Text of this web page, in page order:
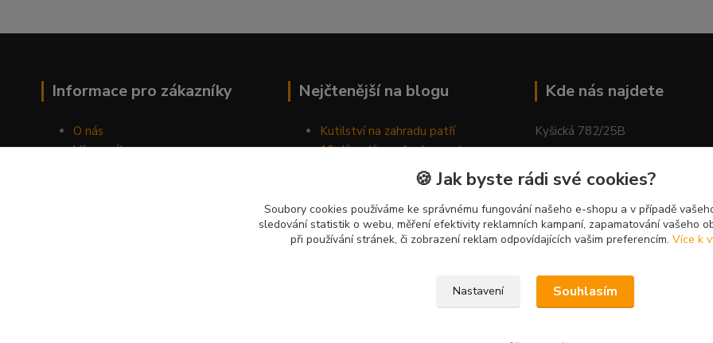
Informace pro zákazníky
O nás
Vše o nákupu
Nejčtenější na blogu
Kutilství na zahradu patří
10 důvodů, proč relaxovat
chozením do přírody
Jak správně pěstovat tulipány
Náhodně generovaný článek
Kde nás najdete
Kyšická 782/25B
🍪 Jak byste rádi své cookies?
Soubory cookies používáme ke správnému fungování našeho e-shopu a v případě
sledování statistik o webu, měření efektivity reklamních kampaní, zapamatování vašeho
při používání stránek, či zobrazení reklam odpovídajících vašim preferencím. Více k
Nastavení Souhlasím